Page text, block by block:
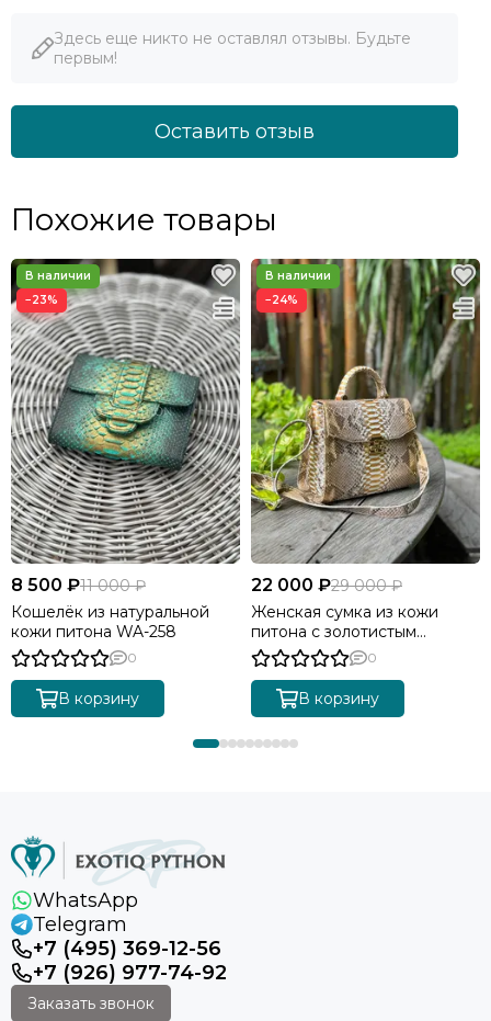
Здесь еще никто не оставлял отзывы. Будьте
первым!
Оставить отзыв
Похожие товары
−23%
8 500 ₽11 000 ₽
Кошелёк из натуральной
кожи питона WA-258
0
В корзину
−24%
22 000 ₽29 000 ₽
Женская сумка из кожи
питона с золотистым
градиентом BG-511
0
В корзину
WhatsApp
Telegram
+7 (495) 369-12-56
+7 (926) 977-74-92
Заказать звонок